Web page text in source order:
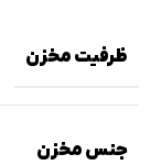
ظرفیت مخزن
جنس مخزن